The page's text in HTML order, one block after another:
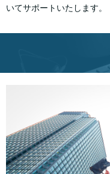
いてサポートいたします。